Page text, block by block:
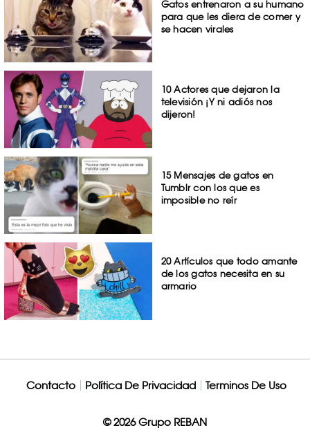
Gatos entrenaron a su humano
para que les diera de comer y
se hacen virales
10 Actores que dejaron la
televisión ¡Y ni adiós nos
dijeron!
15 Mensajes de gatos en
Tumblr con los que es
imposible no reír
20 Artículos que todo amante
de los gatos necesita en su
armario
Contacto Política De Privacidad Terminos De Uso
© 2026 Grupo REBAN